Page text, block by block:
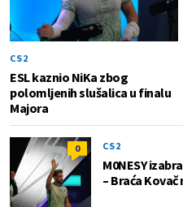
CS2
ESL kaznio NiKa zbog
polomljenih slušalica u finalu
Majora
0 CS2
M0NESY
– Braća